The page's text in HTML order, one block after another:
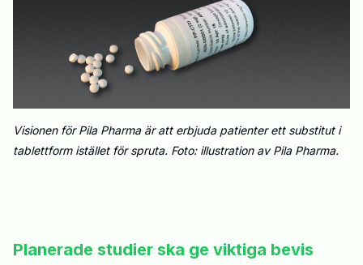
Visionen för Pila Pharma är att erbjuda patienter ett substitut i
tablettform istället för spruta. Foto: illustration av Pila Pharma.
Planerade studier ska ge viktiga bevis